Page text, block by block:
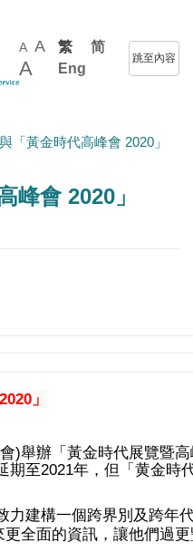
A A
A
繁
简
Eng
跳至內容
「黃金時代高峰會 2020」
峰會 2020」
」
)舉辦「黃金時代展覽暨
期至2021年，但「黄金時
力建構一個跨界別及跨年
更全面的資訊，讓他們過